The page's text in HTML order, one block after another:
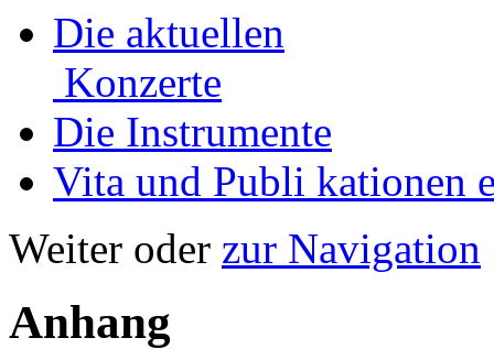
Die aktuellen
Konzerte
Die Instrumente
Vita und Publi­ kationen
Weiter oder zur Navigation
Anhang